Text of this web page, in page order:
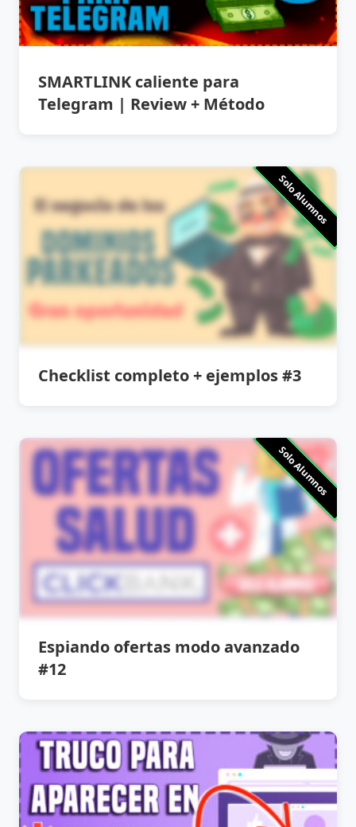
SMARTLINK caliente para
Telegram | Review + Método
Solo Alumnos
Checklist completo + ejemplos #3
Solo Alumnos
Espiando ofertas modo avanzado
#12